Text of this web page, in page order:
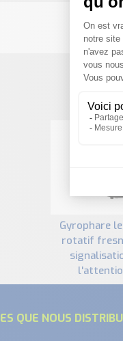
gyrophare led 883 et feu
rotatif
QUE NOUS